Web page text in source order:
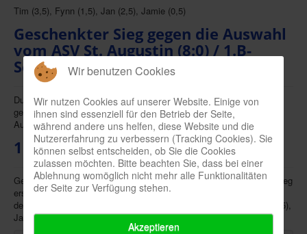
Tim (3,5), Fynn (1,5), Jan (2,5), Jamie (0,5)
Geschenkter Sieg gegen die Auswahl
vom ASV St. Augustin (8:0) / 1.B-
Schüler 24.01.2016
Durch den Nichtantritt von St. Augustin ist das Spiel automatisch
gewonnen. Leider konnte St. Augustin nach einem kurzfristigen
Ausfall eines Spielers nur zu zweit an der Halle erscheinen.
1. B-Schüler: Guter Saisonauftakt!
Gegen dezimierte Troisdorfer (nur zu dritt) konnte ein schöner 8:1 Sieg
erspielt werden. Da wir zu fünft angetreten sind, konnte Tim sich in
den Einzeln schonen und Florian etwas Spielpraxis gönnen.
Tim (0,5),
Jan B. (2,5), Fynn (2,5), Jan M. (2,5)Florian (0).
Wir benutzen Cookies
Wir nutzen Cookies auf unserer Website. Einige von
ihnen sind essenziell für den Betrieb der Seite,
während andere uns helfen, diese Website und die
Nutzererfahrung zu verbessern (Tracking Cookies). Sie
können selbst entscheiden, ob Sie die Cookies
zulassen möchten. Bitte beachten Sie, dass bei einer
Ablehnung womöglich nicht mehr alle Funktionalitäten
der Seite zur Verfügung stehen.
Akzeptieren